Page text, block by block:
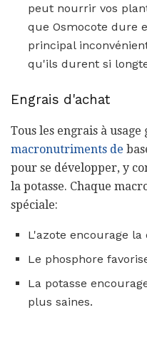
peut nourrir vos
que Osmocote dure
principal
qu'ils durent si
Engrais d'achat
Tous les engrais à
macronutriments de
pour se développer, y
la potasse. Chaque
spéciale:
L'azote encourage
Le phosphore
La potasse
plus saines.